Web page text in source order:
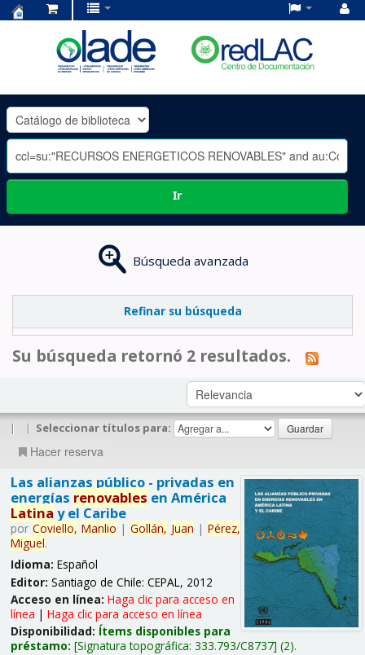
OLADE
-
Ir
Búsqueda avanzada
Refinar su búsqueda
Su búsqueda retornó 2 resultados.
| | Seleccionar títulos para:
Hacer reserva
Las alianzas público - privadas en
energías renovables en América
Latina y el Caribe
por Coviello, Manlio | Gollán, Juan | Pérez,
Miguel.
Idioma: Español
Editor: Santiago de Chile: CEPAL, 2012
Acceso en línea: Haga clic para acceso en
línea | Haga clic para acceso en línea
Disponibilidad: Ítems disponibles para
préstamo: Signatura topográfica: 333.793/C8737 (2).